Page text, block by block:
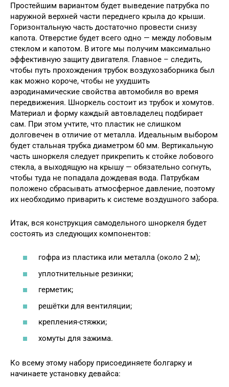
Простейшим вариантом будет выведение патрубка по
наружной верхней части переднего крыла до крыши.
Горизонтальную часть достаточно провести снизу
капота. Отверстие будет всего одно — между лобовым
стеклом и капотом. В итоге мы получим максимально
эффективную защиту двигателя. Главное – следить,
чтобы путь прохождения трубок воздухозаборника был
как можно короче, чтобы не ухудшить
аэродинамические свойства автомобиля во время
передвижения. Шноркель состоит из трубок и хомутов.
Материал и форму каждый автовладелец подбирает
сам. При этом учтите, что пластик не слишком
долговечен в отличие от металла. Идеальным выбором
будет стальная трубка диаметром 60 мм. Вертикальную
часть шноркеля следует прикрепить к стойке лобового
стекла, а выходящую на крышу — обязательно согнуть,
чтобы туда не попадала дождевая вода. Патрубкам
положено сбрасывать атмосферное давление, поэтому
их необходимо приварить к системе воздушного забора.
Итак, вся конструкция самодельного шноркеля будет
состоять из следующих компонентов:
гофра из пластика или металла (около 2 м);
уплотнительные резинки;
герметик;
решётки для вентиляции;
крепления-стяжки;
хомуты для зажима.
Ко всему этому набору присоединяете болгарку и
начинаете установку девайса: